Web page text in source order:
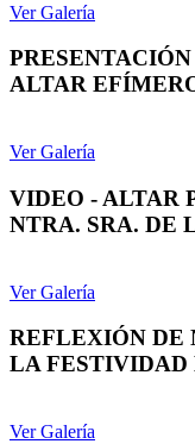
Ver Galería
ALTAR
Ver Galería
VIDEO - ALTAR
NTRA. SRA. DE
Ver Galería
REFLEXIÓN DE
LA FESTIVIDAD
Ver Galería